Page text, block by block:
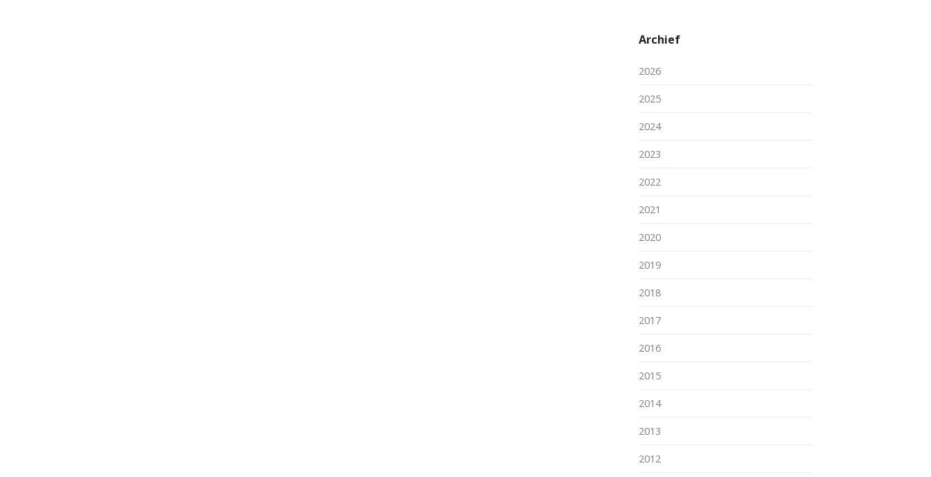
Archief
2026
2025
2024
2023
2022
2021
2020
2019
2018
2017
2016
2015
2014
2013
2012